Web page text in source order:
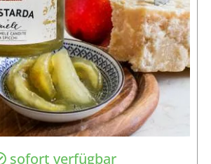
sofort verfügbar